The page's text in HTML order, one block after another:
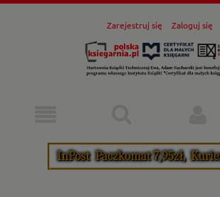
Zarejestruj się Zaloguj się